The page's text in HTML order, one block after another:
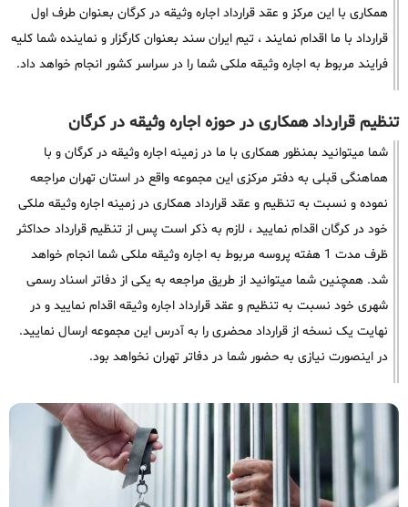
همکاری با این مرکز و عقد قرارداد اجاره وثیقه در کرگان بعنوان طرف اول
قرارداد با ما اقدام نمایند ، تیم ایران سند بعنوان کارگزار و نماینده شما کلیه
فرایند مربوط به اجاره وثیقه ملکی شما را در سراسر کشور انجام خواهد داد.
تنظیم قرارداد همکاری در حوزه اجاره وثیقه در کرگان
شما میتوانید بمنظور همکاری با ما در زمینه اجاره وثیقه در کرگان و با
هماهنگی قبلی به دفتر مرکزی این مجموعه واقع در استان تهران مراجعه
نموده و نسبت به تنظیم و عقد قرارداد همکاری در زمینه اجاره وثیقه ملکی
خود در کرگان اقدام نمایید ، لازم به ذکر است پس از تنظیم قرارداد حداکثر
ظرف مدت 1 هفته پروسه مربوط به اجاره وثیقه ملکی شما انجام خواهد
شد. همچنین شما میتوانید از طریق مراجعه به یکی از دفاتر اسناد رسمی
شهری خود نسبت به تنظیم و عقد قرارداد اجاره وثیقه اقدام نمایید و در
نهایت یک نسخه از قرارداد محضری را به آدرس این مجموعه ارسال نمایید.
در اینصورت نیازی به حضور شما در دفاتر تهران نخواهد بود.